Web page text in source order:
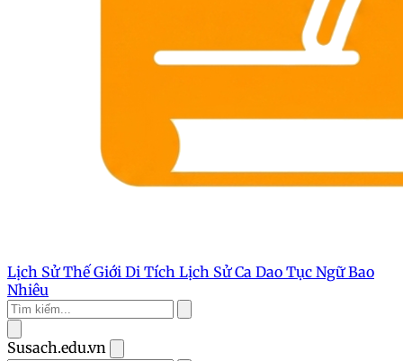
Lịch Sử Thế Giới Di Tích Lịch SửCa Dao Tục NgữBao
Nhiêu
Susach.edu.vn